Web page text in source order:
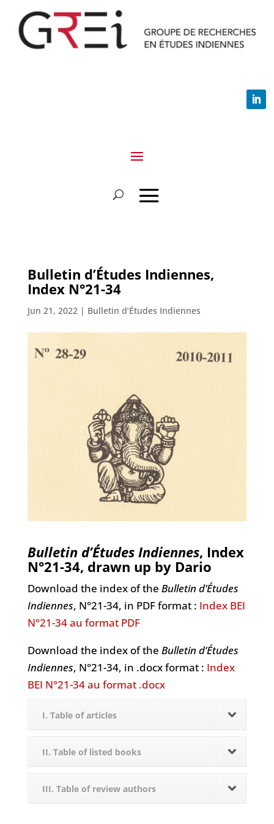
Bulletin d’Études Indiennes,
Index N°21-34
Jun 21, 2022| Bulletin d’Études Indiennes
Bulletin d’Études Indiennes, Index
N°21-34, drawn up by Dario
Download the index of the Bulletin d’Études
Indiennes, N°21-34, in PDF format : Index BEI
N°21-34 au format PDF
Download the index of the Bulletin d’Études
Indiennes, N°21-34, in .docx format : Index
BEI N°21-34 au format .docx
I. Table of articles
II. Table of listed books
III. Table of review authors